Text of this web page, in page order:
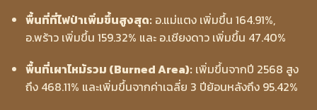
พื้นที่ที่ไฟป่าเพิ่มขึ้นสูงสุด: อ.แม่แตง เพิ่มขึ้น 164.91%,
อ.พร้าว เพิ่มขึ้น 159.32% และ อ.เชียงดาว เพิ่มขึ้น 47.40%
พื้นที่เผาไหม้รวม (Burned Area): เพิ่มขึ้นจากปี 2568 สูง
ถึง 468.11% และเพิ่มขึ้นจากค่าเฉลี่ย 3 ปีย้อนหลังถึง 95.42%